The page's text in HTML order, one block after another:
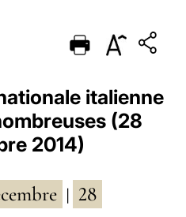
PORTUGUÊS
ESPAÑOL
DEUTSCH
POLSKI
العربيّة
中文
italienne
(28
2014)
28